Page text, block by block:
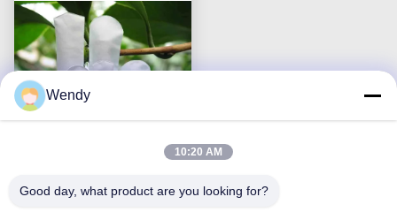
micron poliestere /
Wendy
10:20 AM
Good day, what product are you looking for?